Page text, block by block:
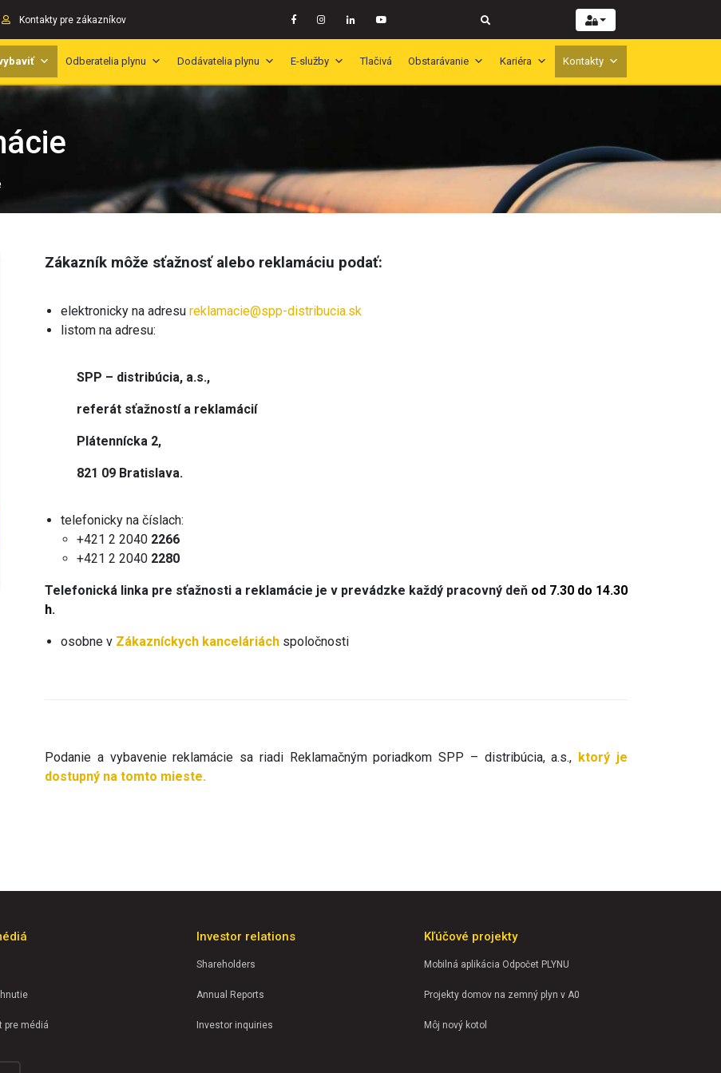
Kontakty pre zákazníkov
Odberatelia plynu Dodávatelia plynu E-služby Tlačivá Obstarávanie Kariéra Kontakty
Zákazník môže sťažnosť alebo reklamáciu podať:
elektronicky na adresu reklamacie@spp-distribucia.sk
listom na adresu:
SPP – distribúcia, a.s.,
referát sťažností a reklamácií
Plátennícka 2,
821 09 Bratislava.
telefonicky na číslach:
+421 2 2040 2266
+421 2 2040 2280
Telefonická linka pre sťažnosti a reklamácie je v prevádzke každý pracovný deň od 7.30 do 14.30
h.
osobne v Zákazníckych kanceláriách spoločnosti
Podanie a vybavenie reklamácie sa riadi Reklamačným poriadkom SPP – distribúcia, a.s., ktorý je
dostupný na tomto mieste.
pre médiá
Investor relations
Shareholders
Annual Reports
Investor inquiries
Kľúčové projekty
Mobilná aplikácia Odpočet PLYNU
Projekty domov na zemný plyn v A0
Môj nový kotol